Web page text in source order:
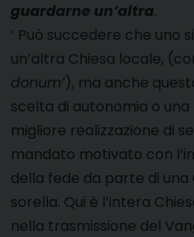
guardarne un’altra.
‘ Può succedere che uno
un’altra Chiesa locale,
donum’), ma anche
scelta di autonomia o
migliore realizzazione di
mandato motivato con
della fede da parte di una
sorella. Qui è l’intera
nella trasmissione del